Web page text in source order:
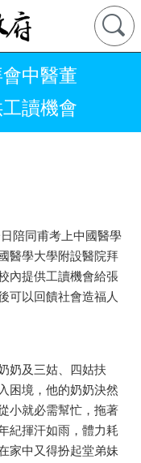
中醫董
讀機會
同甫考上中國醫學
醫學大學附設醫院拜
內提供工讀機會給張
可以回饋社會造福人
及三姑、四姑扶
困境，他的奶奶決然
小就必需幫忙，拖著
紀揮汗如雨，體力耗
家中又得扮起堂弟妹